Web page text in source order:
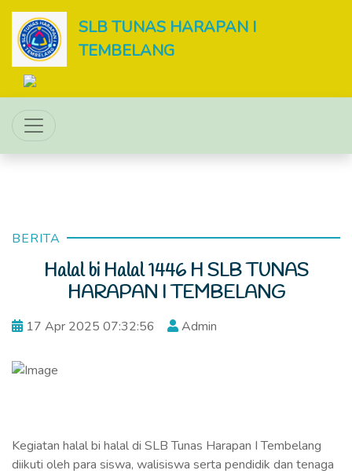
SLB TUNAS HARAPAN I
TEMBELANG
BERITA
Halal bi Halal 1446 H SLB TUNAS
HARAPAN I TEMBELANG
17 Apr 2025 07:32:56 Admin
Kegiatan halal bi halal di SLB Tunas Harapan I Tembelang
diikuti oleh para siswa, walisiswa serta pendidik dan tenaga